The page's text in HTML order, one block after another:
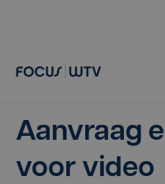
Aanvraag
voor video